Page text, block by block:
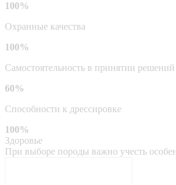
100%
Охранные качества
100%
Самостоятельность в принятии решений
60%
Способности к дрессировке
100%
Здоровье
При выборе породы важно учесть